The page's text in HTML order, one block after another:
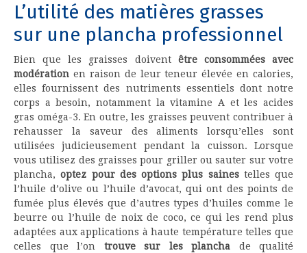
L’utilité des matières grasses
sur une plancha professionnel
Bien que les graisses doivent être consommées avec
modération en raison de leur teneur élevée en calories,
elles fournissent des nutriments essentiels dont notre
corps a besoin, notamment la vitamine A et les acides
gras oméga-3. En outre, les graisses peuvent contribuer à
rehausser la saveur des aliments lorsqu’elles sont
utilisées judicieusement pendant la cuisson. Lorsque
vous utilisez des graisses pour griller ou sauter sur votre
plancha,optez pour des options plus sainestelles que
l’huile d’olive ou l’huile d’avocat, qui ont des points de
fumée plus élevés que d’autres types d’huiles comme le
beurre ou l’huile de noix de coco, ce qui les rend plus
adaptées aux applications à haute température telles que
celles que l’on trouve sur les plancha de qualité